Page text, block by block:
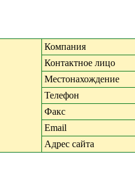
Компания
Контактное лицо
Местонахождение
Телефон
Факс
Email
Адрес сайта